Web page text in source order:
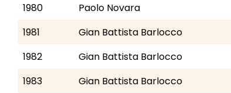
1980
Paolo Novara
1981
Gian Battista Barlocco
1982
Gian Battista Barlocco
1983
Gian Battista Barlocco